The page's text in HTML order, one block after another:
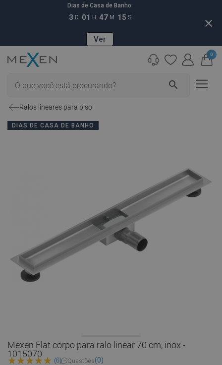
Dias de Casa de Banho:
3 D 01 H 47 M 14 S
Ver
close
search
0
Ralos lineares para piso
DIAS DE CASA DE BANHO
Mexen Flat corpo para ralo linear 70 cm, inox -
1015070
(6) Questões(0)